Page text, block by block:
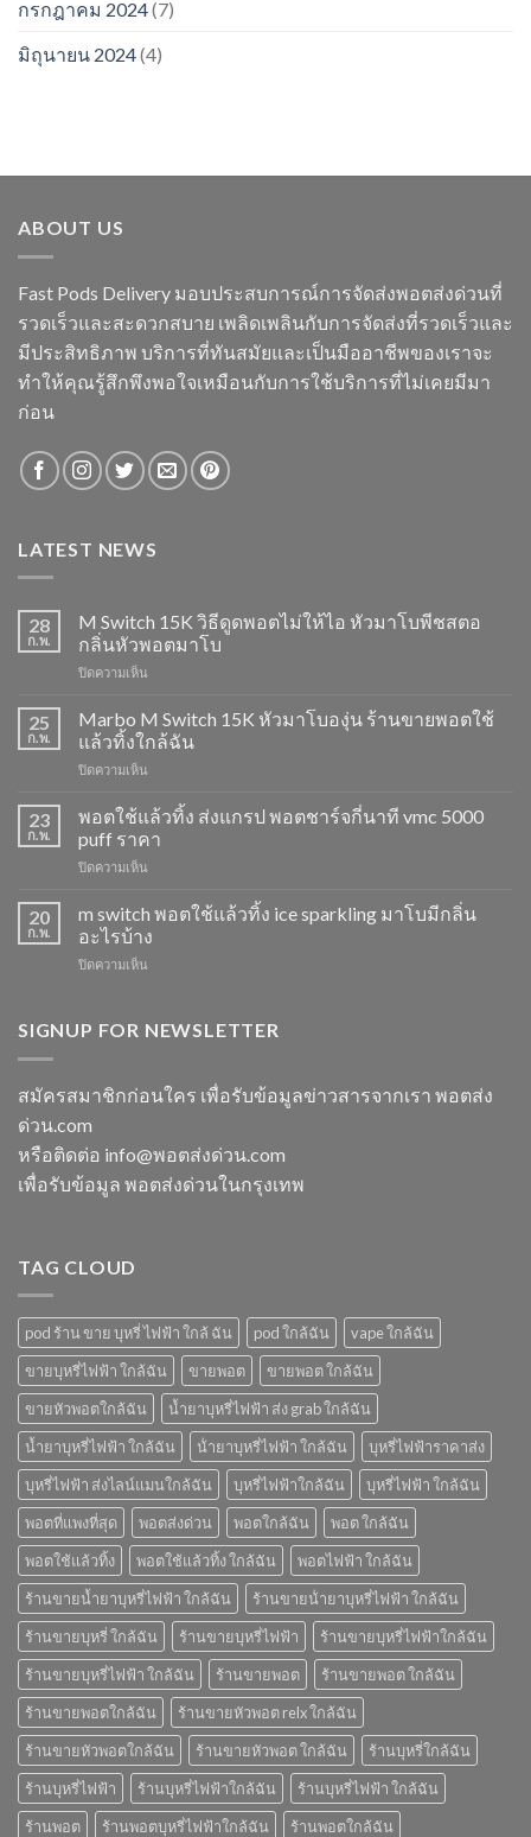
กรกฎาคม 2024(7)
มิถุนายน 2024(4)
ABOUT US
Fast Pods Delivery มอบประสบการณ์การจัดส่งพอตส่งด่วนที่
รวดเร็วและสะดวกสบาย เพลิดเพลินกับการจัดส่งที่รวดเร็วและ
มีประสิทธิภาพ บริการที่ทันสมัยและเป็นมืออาชีพของเราจะ
ทำให้คุณรู้สึกพึงพอใจเหมือนกับการใช้บริการที่ไม่เคยมีมา
ก่อน
LATEST NEWS
28
ก.พ.
M Switch 15K วิธีดูดพอตไม่ให้ไอ หัวมาโบพีชสตอ
กลิ่นหัวพอตมาโบ
ปิดความเห็น
Switch
15K
วิธี
ดูด
ไม่
ให้
หัว
โบ
พีช
ตมา
25
ก.พ.
Marbo M Switch 15K หัวมาโบองุ่น ร้านขายพอตใช้
แล้วทิ้งใกล้ฉัน
ปิดความเห็น
M
15K
หัว
โบ
องุ่น
ขาย
แล้ว
ฉัน
23
ก.พ.
พอตใช้แล้วทิ้ง ส่งแกรป พอตชาร์จกี่นาที vmc 5000
puff ราคา
ปิดความเห็น
ทิ้ง
ส่ง
ชาร์จ
vmc
ราคา
20
ก.พ.
m switch พอตใช้แล้วทิ้ง ice sparkling มาโบมีกลิ่น
อะไรบ้าง
ปิดความเห็น
พอต
ice
โบ
มี
SIGNUP FOR NEWSLETTER
สมัครสมาชิกก่อนใคร เพื่อรับข้อมูลข่าวสารจากเรา พอตส่ง
ด่วน.com
หรือติดต่อ info@พอตส่งด่วน.com
เพื่อรับข้อมูล พอตส่งด่วนในกรุงเทพ
TAG CLOUD
pod ร้าน ขาย บุหรี่ ไฟฟ้า ใกล้ ฉัน pod ใกล้ฉัน
vape ใกล้ฉัน
ขายบุหรี่ไฟฟ้า ใกล้ฉัน
ขายพอต
ขายพอต ใกล้ฉัน
ขายหัวพอตใกล้ฉัน
น้ำยาบุหรี่ไฟฟ้า ส่ง grab ใกล้ฉัน
น้ำยาบุหรี่ไฟฟ้า ใกล้ฉัน
น้ํายาบุหรี่ไฟฟ้า ใกล้ฉัน
บุหรี่ไฟฟ้าราคาส่ง
บุหรี่ไฟฟ้า ส่งไลน์แมนใกล้ฉัน
บุหรี่ไฟฟ้าใกล้ฉัน
บุหรี่ไฟฟ้า ใกล้ฉัน
พอตที่แพงที่สุด
พอตส่งด่วน พอตใกล้ฉัน
พอต ใกล้ฉัน
พอตใช้แล้วทิ้ง
พอตใช้แล้วทิ้ง ใกล้ฉัน
พอตไฟฟ้า ใกล้ฉัน
ร้านขายน้ำยาบุหรี่ไฟฟ้า ใกล้ฉัน
ร้านขายน้ํายาบุหรี่ไฟฟ้า ใกล้ฉัน
ร้านขายบุหรี่ ใกล้ฉัน
ร้านขายบุหรี่ไฟฟ้า
ร้านขายบุหรี่ไฟฟ้าใกล้ฉัน
ร้านขายบุหรี่ไฟฟ้า ใกล้ฉัน
ร้านขายพอต
ร้านขายพอต ใกล้ฉัน
ร้านขายพอตใกล้ฉัน
ร้านขายหัวพอต relx ใกล้ฉัน
ร้านขายหัวพอตใกล้ฉัน
ร้านขายหัวพอต ใกล้ฉัน
ร้านบุหรี่ใกล้ฉัน
ร้านบุหรี่ไฟฟ้า
ร้านบุหรี่ไฟฟ้าใกล้ฉัน
ร้านบุหรี่ไฟฟ้า ใกล้ฉัน
ร้านพอต
ร้านพอตบุหรี่ไฟฟ้าใกล้ฉัน ร้านพอตใกล้ฉัน